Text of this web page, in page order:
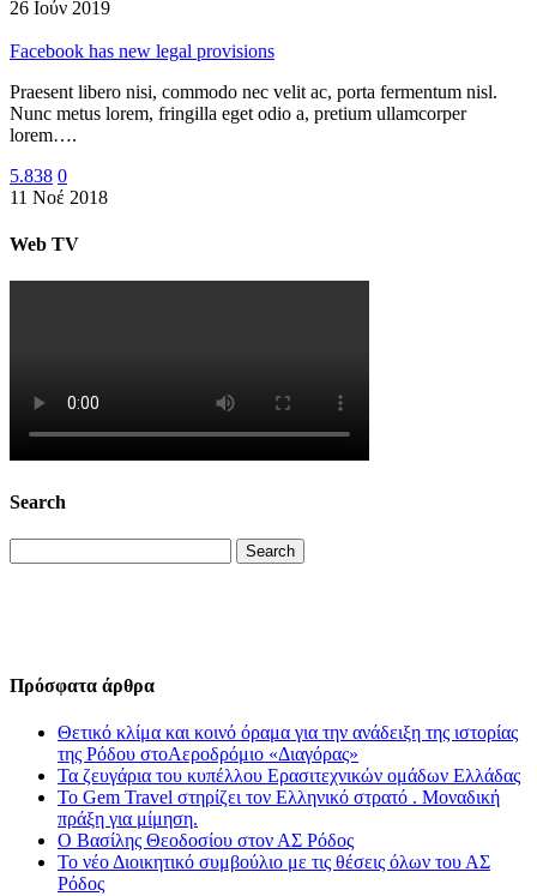
26 Ιούν 2019
Facebook has new legal provisions
Praesent libero nisi, commodo nec velit ac, porta fermentum nisl.
Nunc metus lorem, fringilla eget odio a, pretium ullamcorper
lorem….
5.838 0
11 Νοέ 2018
Web TV
Search
Search
Πρόσφατα άρθρα
Θετικό κλίμα και κοινό όραμα για την ανάδειξη της ιστορίας
της Ρόδου στοΑεροδρόμιο «Διαγόρας»
Τα ζευγάρια του κυπέλλου Ερασιτεχνικών ομάδων Ελλάδας
Το Gem Travel στηρίζει τον Ελληνικό στρατό . Μοναδική
πράξη για μίμηση.
Ο Βασίλης Θεοδοσίου στον ΑΣ Ρόδος
Το νέο Διοικητικό συμβούλιο με τις θέσεις όλων του ΑΣ
Ρόδος